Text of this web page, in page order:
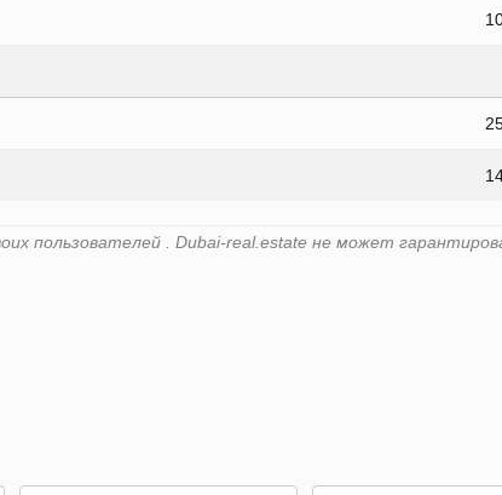
пользователей . Dubai-real.estate не может